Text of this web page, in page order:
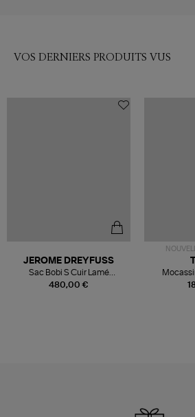
VOS DERNIERS PRODUITS VUS
480,00 €
JEROME DREYFUSS
Sac Bobi S Cuir Lamé
Champagne